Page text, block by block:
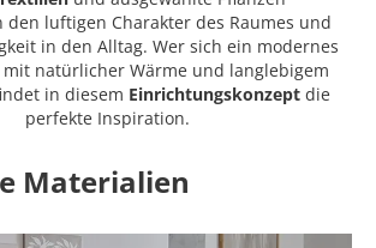
luftigen Charakter des Raumes und
in den Alltag. Wer sich ein modernes
natürlicher Wärme und langlebigem
in diesem Einrichtungskonzeptdie
perfekte Inspiration.
Materialien